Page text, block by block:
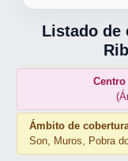
Listado de
Ámbito de
Son, Muros, Pobra